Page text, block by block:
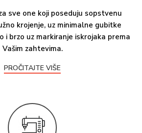
sve one koji poseduju sopstvenu
krojenje, uz minimalne gubitke
i brzo uz markiranje iskrojaka prema
Vašim zahtevima.
PROČITAJTE VIŠE